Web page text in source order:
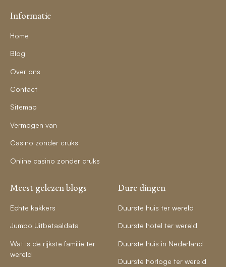
Informatie
Home
Blog
Over ons
Contact
Sitemap
Vermogen van
Casino zonder cruks
Online casino zonder cruks
Meest gelezen blogs
Echte kakkers
Jumbo Uitbetaaldata
Wat is de rijkste familie ter
wereld
Dure dingen
Duurste huis ter wereld
Duurste hotel ter wereld
Duurste huis in Nederland
Duurste horloge ter wereld